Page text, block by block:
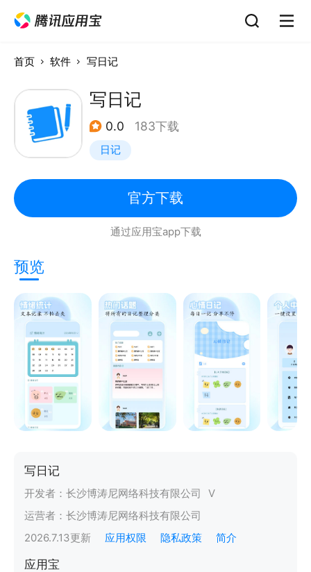
首页 软件 写日记
写日记
0.0 183下载
日记
官方下载
通过应用宝app下载
预览
写日记
开发者： 长沙博涛尼网络科技有限公司
V
运营者： 长沙博涛尼网络科技有限公司
2026.7.13更新 应用权限 隐私政策 简介
应用宝